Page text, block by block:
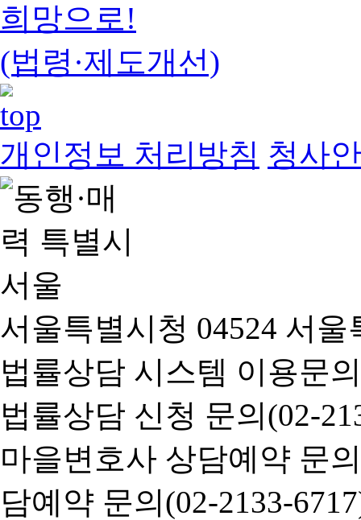
희망으로!
(법령·제도개선)
개인정보 처리방침 청사
서울특별시청 04524 서
법률상담 시스템 이용문
법률상담 신청 문의(02-
마을변호사 상담예약 문
담예약 문의(02-2133-